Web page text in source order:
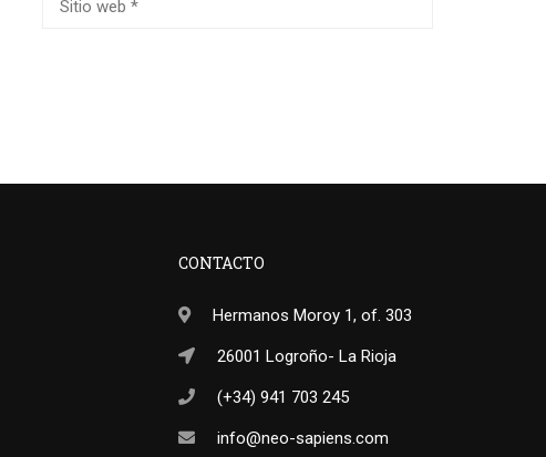
CONTACTO
Hermanos Moroy 1, of. 303
26001 Logroño- La Rioja
(+34) 941 703 245
info@neo-sapiens.com